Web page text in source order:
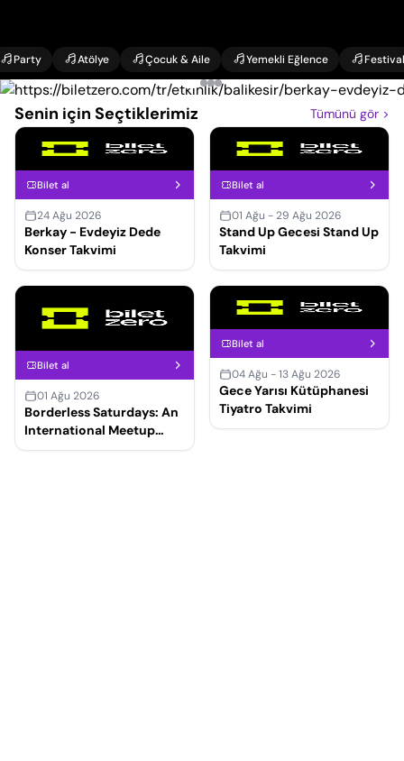
Party Atölye Çocuk & Aile Yemekli Eğlence Festival
Senin için Seçtiklerimiz Tümünü gör >
Bilet al
24 Ağu 2026
Berkay - Evdeyiz Dede
Konser Takvimi
Bilet al
01 Ağu - 29 Ağu 2026
Stand Up Gecesi Stand Up
Takvimi
Bilet al
01 Ağu 2026
Borderless Saturdays: An
International Meetup
Event
Bilet al
04 Ağu - 13 Ağu 2026
Gece Yarısı Kütüphanesi
Tiyatro Takvimi